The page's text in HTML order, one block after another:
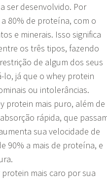
ser desenvolvido. Por
80% de proteína, com o
e minerais. Isso significa
os três tipos, fazendo
de algum dos seus
lo, já que o whey protein
ou intolerâncias.
protein mais puro, além de
rápida, que
sua velocidade de
90% a mais de proteína, e
mais caro por sua